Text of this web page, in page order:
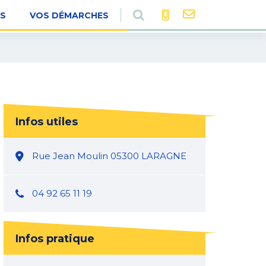
VOS DÉMARCHES RECHERCHE
Infos utiles
Rue Jean Moulin 05300 LARAGNE
04 92 65 11 19
Infos pratique